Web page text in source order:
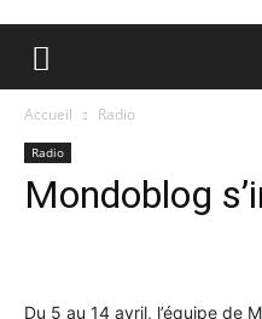
Accueil Radio
Radio
Mondoblog
Du 5 au 14 avril, l’équipe de